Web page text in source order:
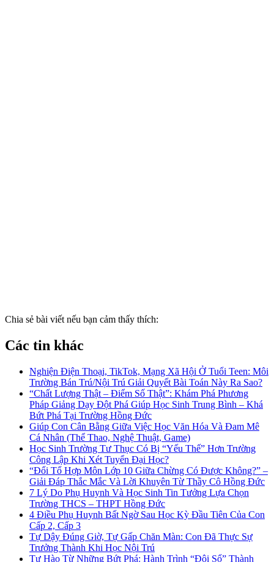
Chia sẻ bài viết nếu bạn cảm thấy thích:
Các tin khác
Nghiện Điện Thoại, TikTok, Mạng Xã Hội Ở Tuổi Teen: Môi
Trường Bán Trú/Nội Trú Giải Quyết Bài Toán Này Ra Sao?
“Chất Lượng Thật – Điểm Số Thật”: Khám Phá Phương
Pháp Giảng Dạy Đột Phá Giúp Học Sinh Trung Bình – Khá
Bứt Phá Tại Trường Hồng Đức
Giúp Con Cân Bằng Giữa Việc Học Văn Hóa Và Đam Mê
Cá Nhân (Thể Thao, Nghệ Thuật, Game)
Học Sinh Trường Tư Thục Có Bị “Yếu Thế” Hơn Trường
Công Lập Khi Xét Tuyển Đại Học?
“Đổi Tổ Hợp Môn Lớp 10 Giữa Chừng Có Được Không?” –
Giải Đáp Thắc Mắc Và Lời Khuyên Từ Thầy Cô Hồng Đức
7 Lý Do Phụ Huynh Và Học Sinh Tin Tưởng Lựa Chọn
Trường THCS – THPT Hồng Đức
4 Điều Phụ Huynh Bất Ngờ Sau Học Kỳ Đầu Tiên Của Con
Cấp 2, Cấp 3
Tự Dậy Đúng Giờ, Tự Gấp Chăn Màn: Con Đã Thực Sự
Trưởng Thành Khi Học Nội Trú
Tự Hào Từ Những Bứt Phá: Hành Trình “Đội Sổ” Thành